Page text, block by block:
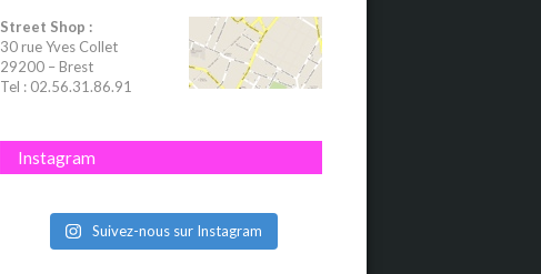
Street Shop :
30 rue Yves Collet
29200 – Brest
Tel : 02.56.31.86.91
Instagram
Suivez-nous sur Instagram